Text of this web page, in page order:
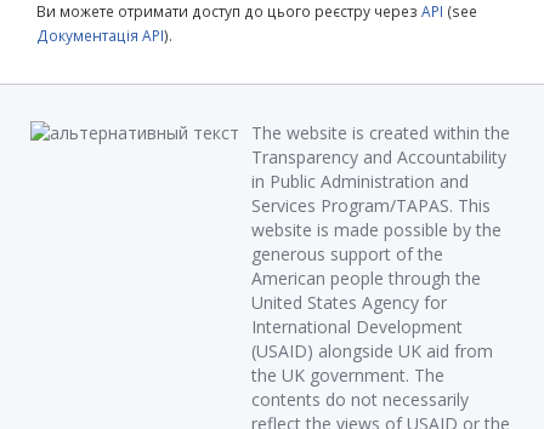
Ви можете отримати доступ до цього реєстру через API (see
Документація API).
The website is created within the
Transparency and Accountability
in Public Administration and
Services Program/TAPAS. This
website is made possible by the
generous support of the
American people through the
United States Agency for
International Development
(USAID) alongside UK aid from
the UK government. The
contents do not necessarily
reflect the views of USAID or the